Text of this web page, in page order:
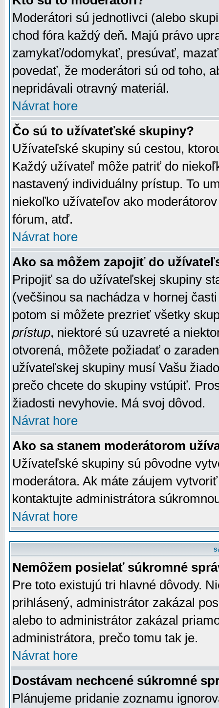
Moderátori sú jednotlivci (alebo
chod fóra každý deň. Majú právo
zamykať/odomykať, presúvať,
povedať, že moderátori sú od toho,
nepridávali otravný materiál.
Návrat hore
Čo sú to užívateťské skupiny?
Užívateľské skupiny sú cestou,
Každý užívateľ môže patriť do
nastavený individuálny prístup. To
niekoľko užívateľov ako
fórum, atď.
Návrat hore
Ako sa môžem zapojiť do
Pripojiť sa do užívateľskej skupiny
(večšinou sa nachádza v hornej
potom si môžete prezrieť všetky
prístup, niektoré sú uzavreté a
otvorená, môžete požiadať o
užívateľskej skupiny musí Vašu
prečo chcete do skupiny vstúpiť.
žiadosti nevyhovie. Má svoj dôvod.
Návrat hore
Ako sa stanem moderátorom
Užívateľské skupiny sú pôvodne
moderátora. Ak máte záujem
kontaktujte administrátora
Návrat hore
Nemôžem posielať súkromné
Pre toto existujú tri hlavné dôvody.
prihlásený, administrátor zakázal
alebo to administrátor zakázal
administrátora, prečo tomu tak je.
Návrat hore
Dostávam nechcené súkromné
Plánujeme pridanie zoznamu